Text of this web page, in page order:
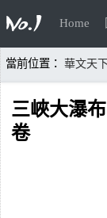
Home
當前位置： 華文天下
三峽大瀑
卷